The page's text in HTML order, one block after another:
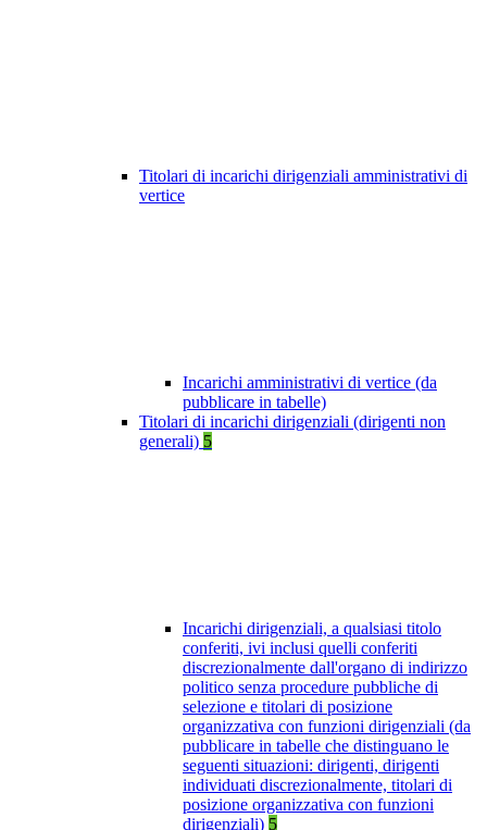
Titolari di incarichi dirigenziali amministrativi di
vertice
Incarichi amministrativi di vertice (da
pubblicare in tabelle)
Titolari di incarichi dirigenziali (dirigenti non
generali) 5
Incarichi dirigenziali, a qualsiasi titolo
conferiti, ivi inclusi quelli conferiti
discrezionalmente dall'organo di indirizzo
politico senza procedure pubbliche di
selezione e titolari di posizione
organizzativa con funzioni dirigenziali (da
pubblicare in tabelle che distinguano le
seguenti situazioni: dirigenti, dirigenti
individuati discrezionalmente, titolari di
posizione organizzativa con funzioni
dirigenziali) 5